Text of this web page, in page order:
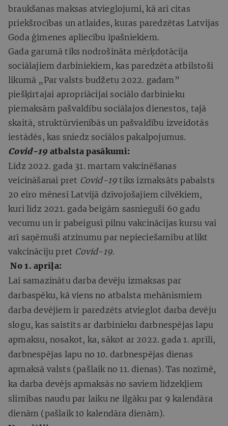
braukšanas maksas atvieglojumi, kā arī citas
priekšrocības un atlaides, kuras paredzētas Latvijas
Goda ģimenes apliecību īpašniekiem.
Gada garumā tiks nodrošināta mērķdotācija
sociālajiem darbiniekiem, kas paredzēta atbilstoši
likumā „Par valsts budžetu 2022. gadam”
piešķirtajai apropriācijai sociālo darbinieku
piemaksām pašvaldību sociālajos dienestos, tajā
skaitā, struktūrvienībās un pašvaldību izveidotās
iestādēs, kas sniedz sociālos pakalpojumus.
Covid-19 atbalsta pasākumi:
Līdz 2022. gada 31. martam vakcinēšanas
veicināšanai pret Covid-19 tiks izmaksāts pabalsts
20 eiro mēnesī Latvijā dzīvojošajiem cilvēkiem,
kuri līdz 2021. gada beigām sasnieguši 60 gadu
vecumu un ir pabeigusi pilnu vakcinācijas kursu vai
arī saņēmuši atzinumu par nepieciešamību atlikt
vakcināciju pret Covid-19.
No 1. aprīļa:
Lai samazinātu darba devēju izmaksas par
darbaspēku, kā viens no atbalsta mehānismiem
darba devējiem ir paredzēts atvieglot darba devēju
slogu, kas saistīts ar darbinieku darbnespējas lapu
apmaksu, nosakot, ka, sākot ar 2022. gada 1. aprīli,
darbnespējas lapu no 10. darbnespējas dienas
apmaksā valsts (pašlaik no 11. dienas). Tas nozīmē,
ka darba devējs apmaksās no saviem līdzekļiem
slimības naudu par laiku ne ilgāku par 9 kalendāra
dienām (pašlaik 10 kalendāra dienām).